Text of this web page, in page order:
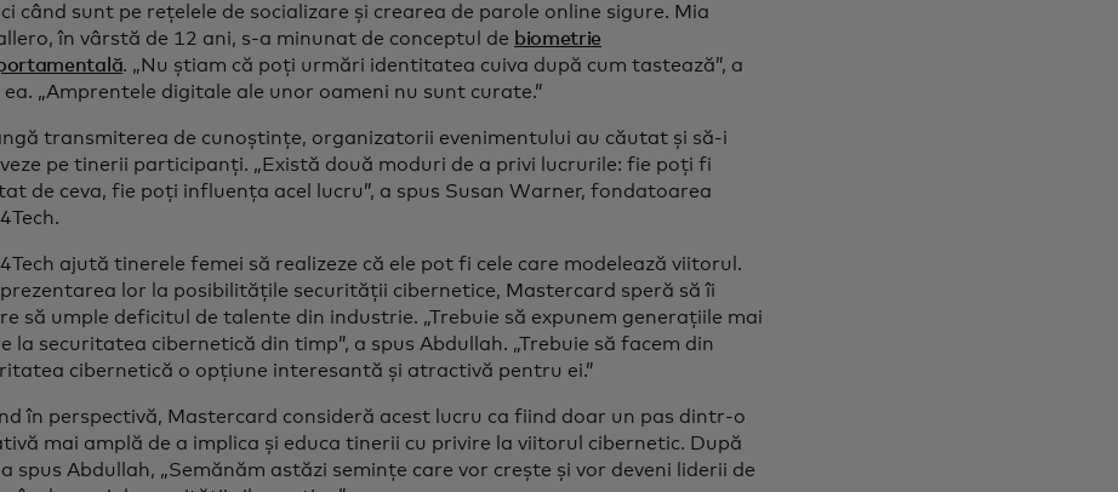
când sunt pe rețelele de socializare și crearea de parole online sigure. Mia
în vârstă de 12 ani, s-a minunat de conceptul de biometrie
. „Nu știam că poți urmări identitatea cuiva după cum tastează”, a
ea. „Amprentele digitale ale unor oameni nu sunt curate.”
transmiterea de cunoștințe, organizatorii evenimentului au căutat și să-i
pe tinerii participanți. „Există două moduri de a privi lucrurile: fie poți fi
de ceva, fie poți influența acel lucru”, a spus Susan Warner, fondatoarea
ajută tinerele femei să realizeze că ele pot fi cele care modelează viitorul.
prezentarea lor la posibilitățile securității cibernetice, Mastercard speră să îi
să umple deficitul de talente din industrie. „Trebuie să expunem generațiile mai
la securitatea cibernetică din timp”, a spus Abdullah. „Trebuie să facem din
cibernetică o opțiune interesantă și atractivă pentru ei.”
în perspectivă, Mastercard consideră acest lucru ca fiind doar un pas dintr-o
mai amplă de a implica și educa tinerii cu privire la viitorul cibernetic. După
spus Abdullah, „Semănăm astăzi semințe care vor crește și vor deveni liderii de